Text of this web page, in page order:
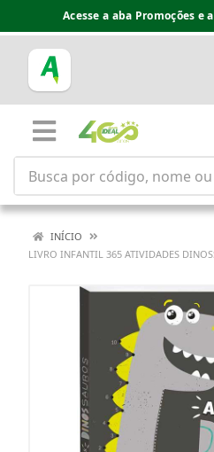
Acesse a aba Promoções e
INÍCIO
LIVRO INFANTIL 365 ATIVIDADES